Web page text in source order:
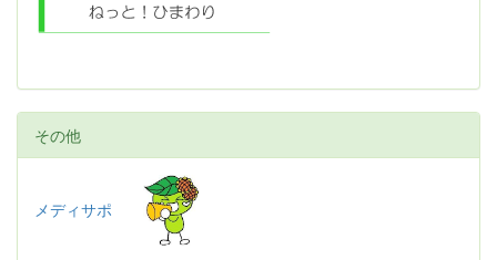
その他
メディサポ